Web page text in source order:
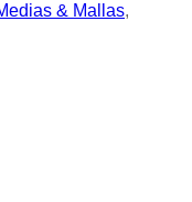
& Mallas,